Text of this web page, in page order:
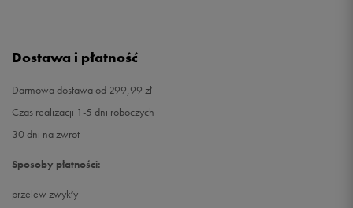
Dostawa i płatność
Darmowa dostawa od 299,99 zł
Czas realizacji 1-5 dni roboczych
30 dni na zwrot
Sposoby płatności:
przelew zwykły